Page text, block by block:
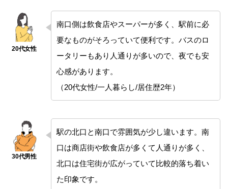
南口側は飲食店やスーパーが多く、駅前に必
要なものがそろっていて便利です。バスのロ
ータリーもあり人通りが多いので、夜でも安
心感があります。
（20代女性/一人暮らし/居住歴2年）
駅の北口と南口で雰囲気が少し違います。南
口は商店街や飲食店が多くて人通りが多く、
北口は住宅街が広がっていて比較的落ち着い
た印象です。